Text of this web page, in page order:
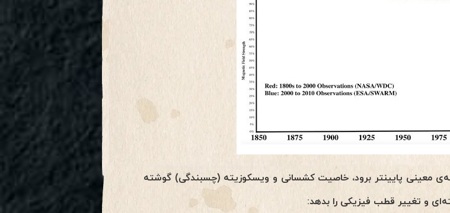
معینی پایینتر برود، خاصیت کشسانی و ویسکوزیته (چسبندگی) گوشته
و تغییر قطب فیزیکی را بدهد: